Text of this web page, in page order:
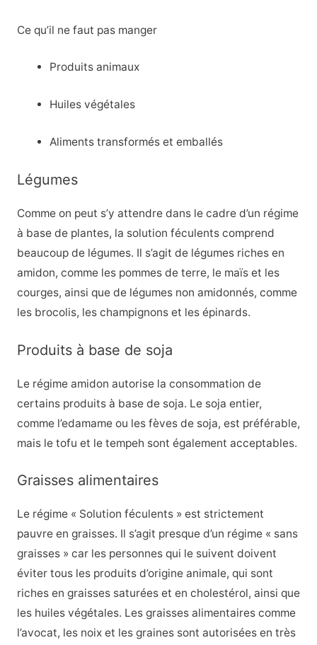
Ce qu’il ne faut pas manger
Produits animaux
Huiles végétales
Aliments transformés et emballés
Légumes
Comme on peut s’y attendre dans le cadre d’un régime
à base de plantes, la solution féculents comprend
beaucoup de légumes. Il s’agit de légumes riches en
amidon, comme les pommes de terre, le maïs et les
courges, ainsi que de légumes non amidonnés, comme
les brocolis, les champignons et les épinards.
Produits à base de soja
Le régime amidon autorise la consommation de
certains produits à base de soja. Le soja entier,
comme l’edamame ou les fèves de soja, est préférable,
mais le tofu et le tempeh sont également acceptables.
Graisses alimentaires
Le régime « Solution féculents » est strictement
pauvre en graisses. Il s’agit presque d’un régime « sans
graisses » car les personnes qui le suivent doivent
éviter tous les produits d’origine animale, qui sont
riches en graisses saturées et en cholestérol, ainsi que
les huiles végétales. Les graisses alimentaires comme
l’avocat, les noix et les graines sont autorisées en très